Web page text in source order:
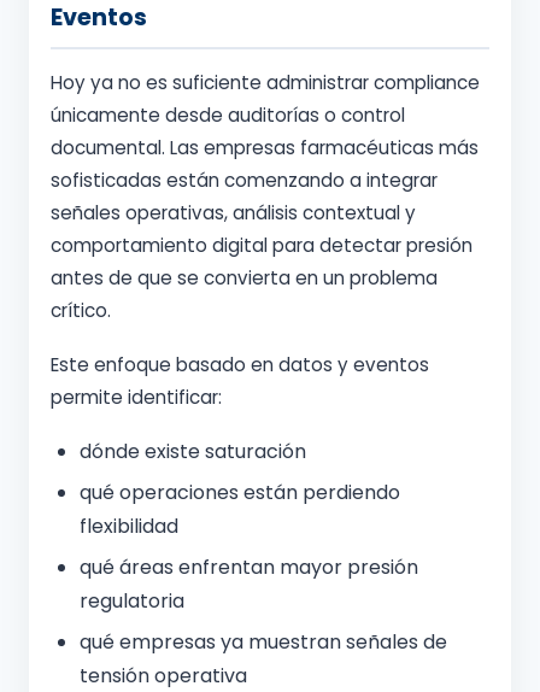
Eventos
Hoy ya no es suficiente administrar compliance
únicamente desde auditorías o control
documental. Las empresas farmacéuticas más
sofisticadas están comenzando a integrar
señales operativas, análisis contextual y
comportamiento digital para detectar presión
antes de que se convierta en un problema
crítico.
Este enfoque basado en datos y eventos
permite identificar:
dónde existe saturación
qué operaciones están perdiendo
flexibilidad
qué áreas enfrentan mayor presión
regulatoria
qué empresas ya muestran señales de
tensión operativa